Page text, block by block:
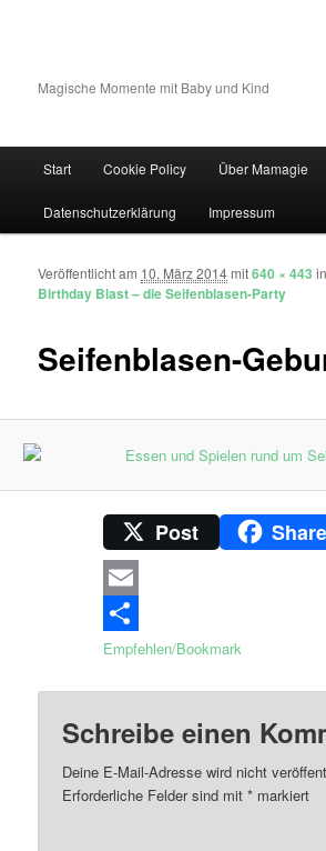
Magische Momente mit Baby und Kind
Zum Inhalt wechseln
Zum sekundären Inhalt wechseln
Start Cookie Policy Über Mamagie
Datenschutzerklärung Impressum
Bilder-Navigation
Seifenblasen-
Veröffentlicht am 10. März 2014mit640 × 443 in
Birthday Blast – die Seifenblasen-Party
Post Share
Email
Empfehlen/Bookmark
Schreibe einen
Deine E-Mail-Adresse wird nicht
Erforderliche Felder sind mit* markiert